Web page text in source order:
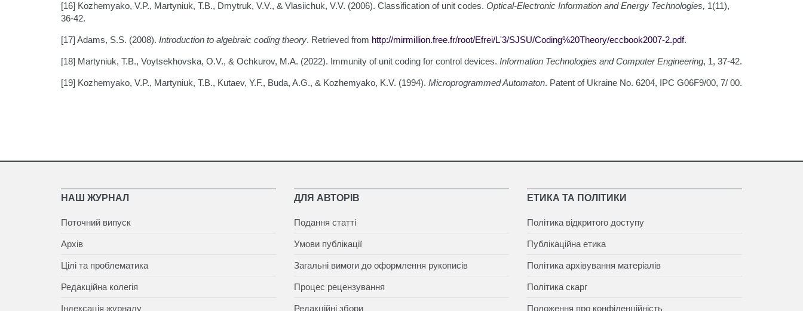
[16] Kozhemyako, V.P., Martyniuk, T.B., Dmytruk, V.V., & Vlasiichuk, V.V. (2006). Classification of unit codes. Optical-Electronic Information and Energy Technologies, 1(11),
36-42.
[17] Adams, S.S. (2008). Introduction to algebraic coding theory. Retrieved from http://mirmillion.free.fr/root/Efrei/L'3/SJSU/Coding%20Theory/eccbook2007-2.pdf.
[18] Martyniuk, T.B., Voytsekhovska, O.V., & Ochkurov, M.A. (2022). Immunity of unit coding for control devices. Information Technologies and Computer Engineering, 1, 37-42.
[19] Kozhemyako, V.P., Martyniuk, T.B., Kutaev, Y.F., Buda, A.G., & Kozhemyako, K.V. (1994). Microprogrammed Automaton. Patent of Ukraine No. 6204, IPC G06F9/00, 7/ 00.
НАШ ЖУРНАЛ
Поточний випуск
Архів
Цілі та проблематика
Редакційна колегія
Індексація журналу
ДЛЯ АВТОРІВ
Подання статті
Умови публікації
Загальні вимоги до оформлення рукописів
Процес рецензування
Редакційні збори
ЕТИКА ТА ПОЛІТИКИ
Політика відкритого доступу
Публікаційна етика
Політика архівування матеріалів
Політика скарг
Положення про конфіденційність